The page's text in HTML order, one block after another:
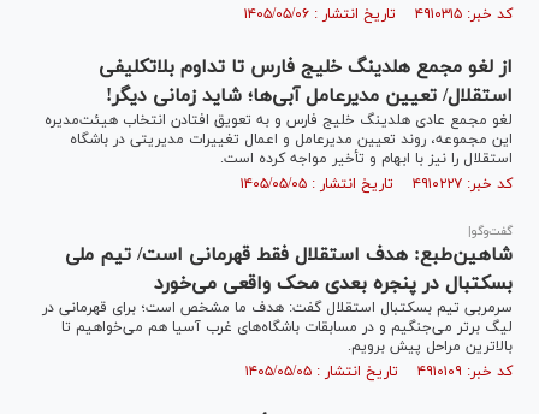
کد خبر: ۴۹۱۰۳۱۵ تاریخ انتشار : ۱۴۰۵/۰۵/۰۶
از لغو مجمع هلدینگ خلیج فارس تا تداوم بلاتکلیفی
استقلال/ تعیین مدیرعامل آبی‌ها؛ شاید زمانی دیگر!
لغو مجمع عادی هلدینگ خلیج فارس و به تعویق افتادن انتخاب هیئت‌مدیره
این مجموعه، روند تعیین مدیرعامل و اعمال تغییرات مدیریتی در باشگاه
استقلال را نیز با ابهام و تأخیر مواجه کرده است.
کد خبر: ۴۹۱۰۲۲۷ تاریخ انتشار : ۱۴۰۵/۰۵/۰۵
گفت‌و‌گو|
شاهین‌طبع: هدف استقلال فقط قهرمانی است/ تیم ملی
بسکتبال در پنجره بعدی محک واقعی می‌خورد
سرمربی تیم بسکتبال استقلال گفت: هدف ما مشخص است؛ برای قهرمانی در
لیگ برتر می‌جنگیم و در مسابقات باشگاه‌های غرب آسیا هم می‌خواهیم تا
بالاترین مراحل پیش برویم.
کد خبر: ۴۹۱۰۱۰۹ تاریخ انتشار : ۱۴۰۵/۰۵/۰۵